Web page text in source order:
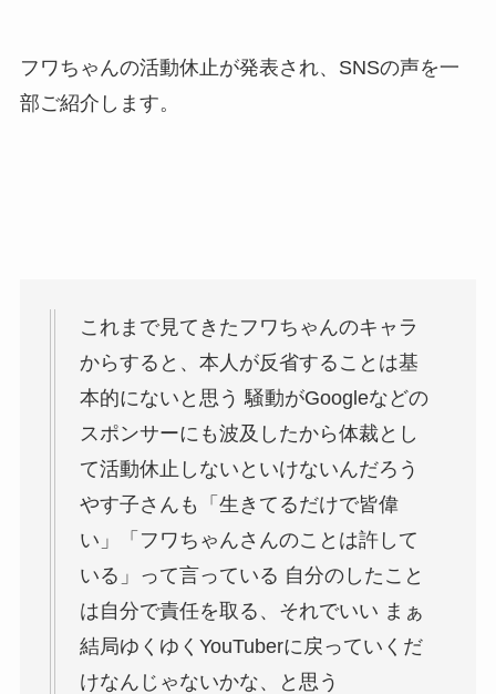
フワちゃんの活動休止が発表され、SNSの声を一
部ご紹介します。
これまで見てきたフワちゃんのキャラ
からすると、本人が反省することは基
本的にないと思う 騒動がGoogleなどの
スポンサーにも波及したから体裁とし
て活動休止しないといけないんだろう
やす子さんも「生きてるだけで皆偉
い」「フワちゃんさんのことは許して
いる」って言っている 自分のしたこと
は自分で責任を取る、それでいい まぁ
結局ゆくゆくYouTuberに戻っていくだ
けなんじゃないかな、と思う